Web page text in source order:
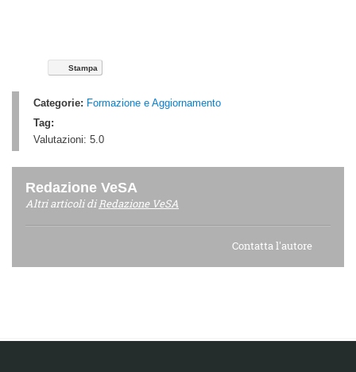
Stampa
Categorie: Formazione e Aggiornamento
Tag:
Valutazioni: 5.0
Redazione VeSA
Altri articoli diRedazione VeSA
Contatta l'autore